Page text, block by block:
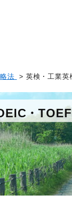
法 > 英検・工業英
・